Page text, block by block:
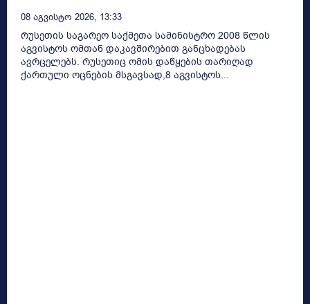
08 Აგვისტო 2026, 13:33
რუსეთის საგარეო საქმეთა სამინისტრო 2008 წლის
აგვისტოს ომთან დაკავშირებით განცხადებას
ავრცელებს. რუსეთიც ომის დაწყების თარიღად
ქართული ოცნების მსგავსად,8 აგვისტოს...